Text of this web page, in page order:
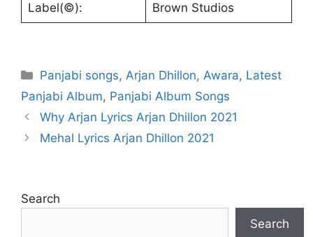
Label(©): Brown Studios
Categories
Panjabi songs, Arjan Dhillon, Awara, Latest
Panjabi Album, Panjabi Album Songs
Why Arjan Lyrics Arjan Dhillon 2021
Mehal Lyrics Arjan Dhillon 2021
Search
Search